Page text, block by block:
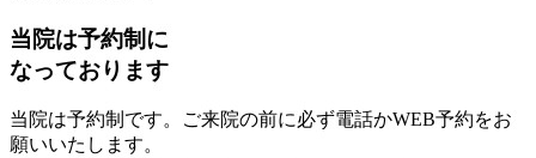
当院は予約制に
なっております
当院は予約制です。ご来院の前に必ず電話かWEB予約をお
願いいたします。